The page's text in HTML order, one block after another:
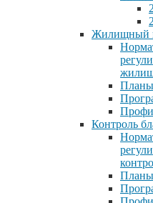
Жилищный
Контроль